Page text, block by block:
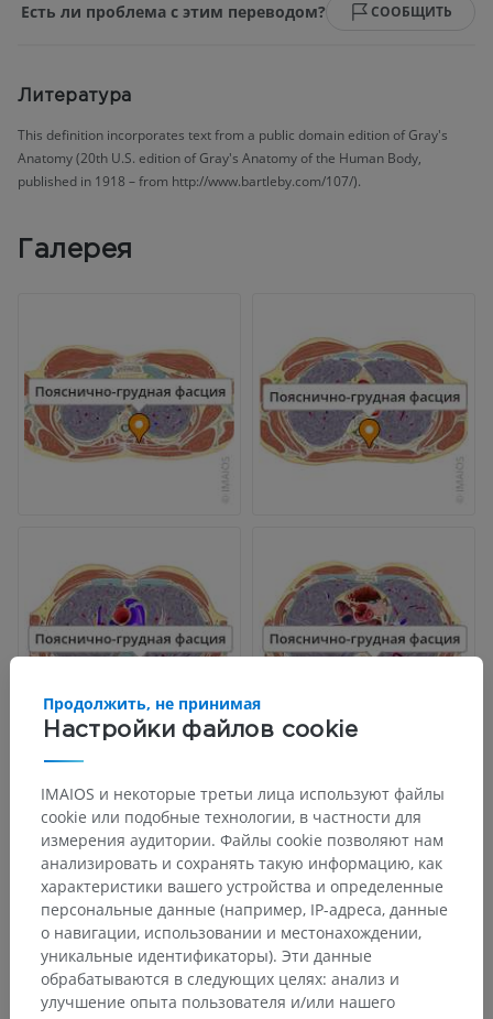
Есть ли проблема с этим переводом? СООБЩИТЬ
Литература
This definition incorporates text from a public domain edition of Gray's
Anatomy (20th U.S. edition of Gray's Anatomy of the Human Body,
published in 1918 – from http://www.bartleby.com/107/).
Галерея
Настройки файлов cookie
Продолжить, не принимая
IMAIOS и некоторые третьи лица используют файлы
cookie или подобные технологии, в частности для
измерения аудитории. Файлы cookie позволяют нам
анализировать и сохранять такую информацию, как
характеристики вашего устройства и определенные
персональные данные (например, IP-адреса, данные
о навигации, использовании и местонахождении,
уникальные идентификаторы). Эти данные
обрабатываются в следующих целях: анализ и
улучшение опыта пользователя и/или нашего